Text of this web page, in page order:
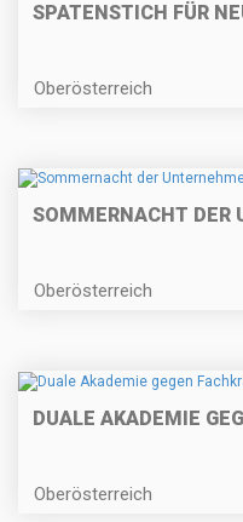
SPATENSTICH FÜR
Oberösterreich
SOMMERNACHT DER
Oberösterreich
DUALE AKADEMIE
Oberösterreich